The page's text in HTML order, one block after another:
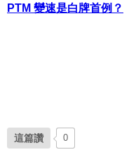
PTM 變速是白牌首例？
這篇讚 0